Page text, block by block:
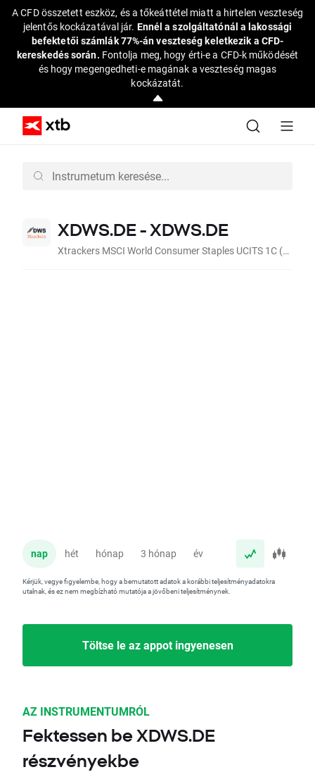
A CFD összetett eszköz, és a tőkeáttétel miatt a hirtelen veszteség
jelentős kockázatával jár. Ennél a szolgáltatónál a lakossági
befektetői számlák 77%-án veszteség keletkezik a CFD-
kereskedés során. Fontolja meg, hogy érti-e a CFD-k működését
és hogy megengedheti-e magának a veszteség magas
kockázatát.
XDWS.DE - XDWS.DE
Xtrackers MSCI World Consumer Staples UCITS 1C (Acc EUR)
nap hét hónap 3 hónap év
Kérjük, vegye figyelembe, hogy a bemutatott adatok a korábbi teljesítményadatokra
utalnak, és ez nem megbízható mutatója a jövőbeni teljesítménynek.
Töltse le az appot ingyenesen
AZ INSTRUMENTUMRÓL
Fektessen be XDWS.DE
részvényekbe